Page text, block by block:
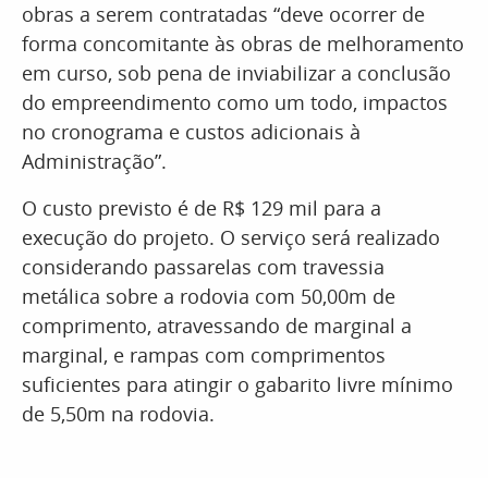
obras a serem contratadas “deve ocorrer de
forma concomitante às obras de melhoramento
em curso, sob pena de inviabilizar a conclusão
do empreendimento como um todo, impactos
no cronograma e custos adicionais à
Administração”.
O custo previsto é de R$ 129 mil para a
execução do projeto. O serviço será realizado
considerando passarelas com travessia
metálica sobre a rodovia com 50,00m de
comprimento, atravessando de marginal a
marginal, e rampas com comprimentos
suficientes para atingir o gabarito livre mínimo
de 5,50m na rodovia.